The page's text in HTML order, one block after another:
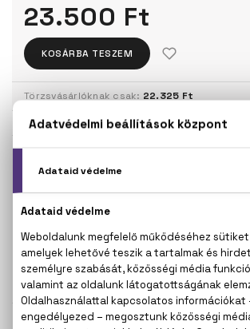
23.500 Ft
KOSÁRBA TESZEM
Törzsvásárlóknak csak: 22.325 Ft
KISZERELÉS KIVÁLASZTÁSA
80 ml
43.200 Ft
KAPCSOLÓDÓ TERMÉKEK